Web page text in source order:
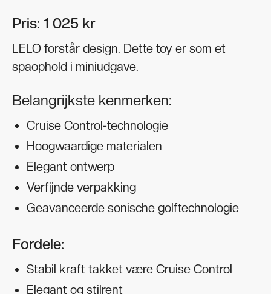
Pris: 1 025 kr
LELO forstår design. Dette toy er som et
spaophold i miniudgave.
Belangrijkste kenmerken:
Cruise Control-technologie
Hoogwaardige materialen
Elegant ontwerp
Verfijnde verpakking
Geavanceerde sonische golftechnologie
Fordele:
Stabil kraft takket være Cruise Control
Elegant og stilrent